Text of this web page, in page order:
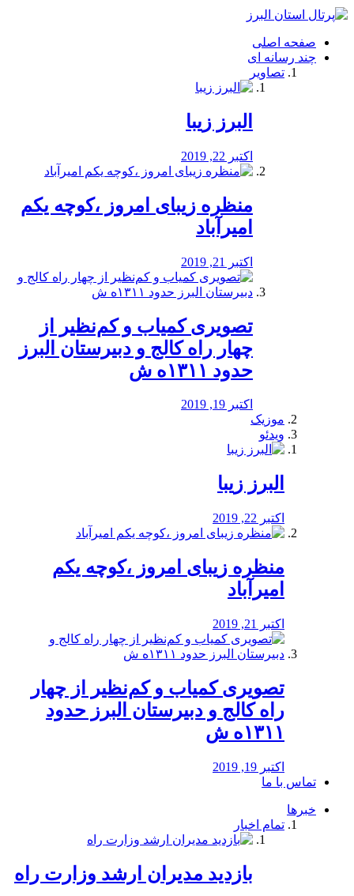
فصد
شرق
تهران
خشکشویی
صفحه اصلی
چند رسانه ای
تصاویر
البرز زیبا
اکتبر 22, 2019
منظره‌‌ زیبای امروز ،کوچه یکم
امیرآباد
اکتبر 21, 2019
️تصویری کمیاب و کم‌نظیر از
چهار راه كالج و دبيرستان البرز
حدود ۱۳۱۱ه ش
اکتبر 19, 2019
موزیک
ویدئو
البرز زیبا
اکتبر 22, 2019
منظره‌‌ زیبای امروز ،کوچه یکم
امیرآباد
اکتبر 21, 2019
️تصویری کمیاب و کم‌نظیر از چهار
راه كالج و دبيرستان البرز حدود
۱۳۱۱ه ش
اکتبر 19, 2019
تماس با ما
خبرها
تمام اخبار
بازدید مدیران ارشد وزارت راه